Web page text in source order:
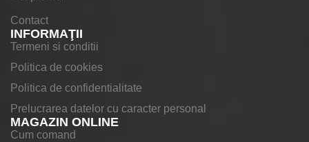
Contact
INFORMAŢII
Termeni si conditii
Politica de cookies
Politica de confidentialitate
Prelucrarea datelor cu caracter personal
MAGAZIN ONLINE
Cum comand